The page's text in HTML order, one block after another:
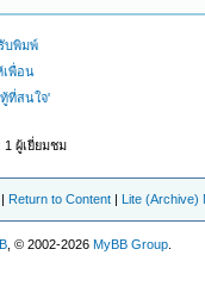
บพิมพ์
เพื่อน
ที่สนใจ'
ผู้เยี่ยมชม
| Return to Content | Lite (Archive)
, © 2002-2026MyBB Group